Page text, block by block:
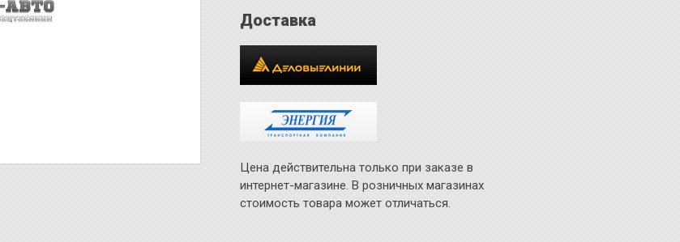
Доставка
Цена действительна только при заказе в
интернет-магазине. В розничных магазинах
стоимость товара может отличаться.